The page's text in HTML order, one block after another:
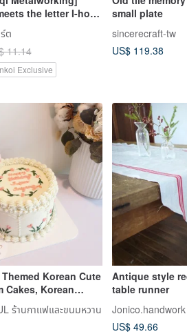
the letter I-hook
small
ต
11.14
Exclusive
small plate
sincerecraft-tw
US$ 119.38
Korean Cute
Cakes, Korean
Birthday,
ร้านกาแฟและขนมหวาน
Antique style
table runner
US$ 49.66